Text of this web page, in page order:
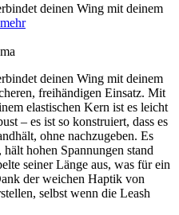
deinen Wing mit deinem
mehr
deinen Wing mit deinem
freihändigen Einsatz. Mit
elastischen Kern ist es leicht
– es ist so konstruiert, dass es
ohne nachzugeben. Es
hohen Spannungen stand
seiner Länge aus, was für ein
der weichen Haptik von
selbst wenn die Leash